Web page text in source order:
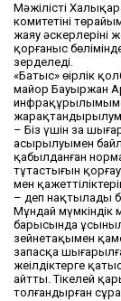
Мәжілістің
комитетінің
жаяу
қорғаныс
зерделеді.
«Батыс» өңірлік
майор Бауыржан
– Біз үшін заң
асырылуымен
қабылданған
тұтастығын
мен
– деп нақтылады
Мұндай мүмкіндік
барысында
зейнетақымен
запасқа
жеңілдіктерге
айтты. Тікелей
толғандырған